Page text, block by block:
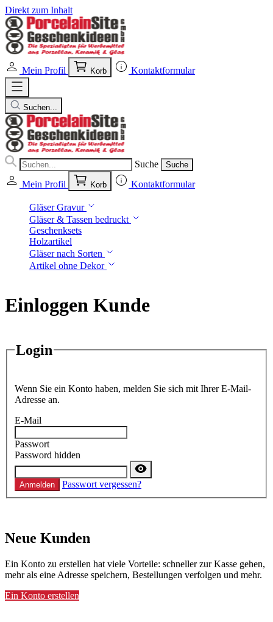
Direkt zum Inhalt
Mein Profil Korb Kontaktformular
Suchen...
Suche Suche
Mein Profil Korb Kontaktformular
Gläser Gravur
Gläser & Tassen bedruckt
Geschenksets
Holzartikel
Gläser nach Sorten
Artikel ohne Dekor
Einloggen Kunde
Login
Wenn Sie ein Konto haben, melden Sie sich mit Ihrer E-Mail-
Adresse an.
E-Mail
Passwort
Password hidden
Anmelden Passwort vergessen?
Neue Kunden
Ein Konto zu erstellen hat viele Vorteile: schneller zur Kasse gehen,
mehr als eine Adresse speichern, Bestellungen verfolgen und mehr.
Ein Konto erstellen